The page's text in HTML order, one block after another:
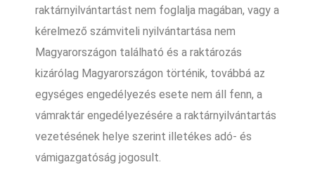
raktárnyilvántartást nem foglalja magában, vagy a
kérelmező számviteli nyilvántartása nem
Magyarországon található és a raktározás
kizárólag Magyarországon történik, továbbá az
egységes engedélyezés esete nem áll fenn, a
vámraktár engedélyezésére a raktárnyilvántartás
vezetésének helye szerint illetékes adó- és
vámigazgatóság jogosult.